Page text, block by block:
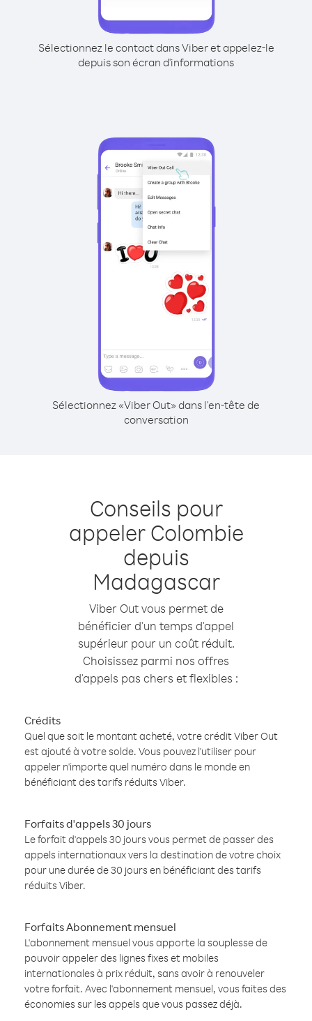
Sélectionnez le contact dans Viber et appelez-le
depuis son écran d'informations
Sélectionnez «Viber Out» dans l'en-tête de
conversation
Conseils pour
appeler Colombie
depuis
Madagascar
Viber Out vous permet de
bénéficier d'un temps d'appel
supérieur pour un coût réduit.
Choisissez parmi nos offres
d'appels pas chers et flexibles :
Crédits
Quel que soit le montant acheté, votre crédit Viber Out
est ajouté à votre solde. Vous pouvez l'utiliser pour
appeler n'importe quel numéro dans le monde en
bénéficiant des tarifs réduits Viber.
Forfaits d'appels 30 jours
Le forfait d'appels 30 jours vous permet de passer des
appels internationaux vers la destination de votre choix
pour une durée de 30 jours en bénéficiant des tarifs
réduits Viber.
Forfaits Abonnement mensuel
L'abonnement mensuel vous apporte la souplesse de
pouvoir appeler des lignes fixes et mobiles
internationales à prix réduit, sans avoir à renouveler
votre forfait. Avec l'abonnement mensuel, vous faites des
économies sur les appels que vous passez déjà.